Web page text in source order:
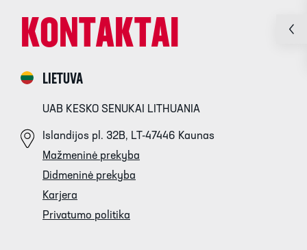
KONTAKTAI
LIETUVA
UAB KESKO SENUKAI LITHUANIA
Islandijos pl. 32B, LT-47446 Kaunas
Mažmeninė prekyba
Didmeninė prekyba
Karjera
Privatumo politika